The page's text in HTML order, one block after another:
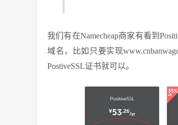
我们有在Namecheap商家有看到
域名，比如只要实现
PostiveSSL证书就可以。